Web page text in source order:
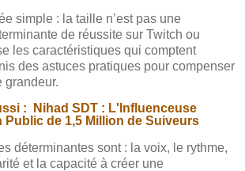
simple : la taille n’est pas une
de réussite sur Twitch ou
les caractéristiques qui comptent
des astuces pratiques pour compenser
grandeur.
:
Nihad SDT : L'Influenceuse
Public de 1,5 Million de Suiveurs
déterminantes sont : la voix, le rythme,
et la capacité à créer une